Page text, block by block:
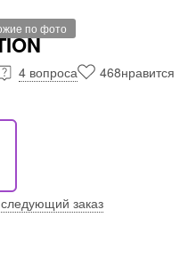
по фото
4 вопроса 468нравится
заказ